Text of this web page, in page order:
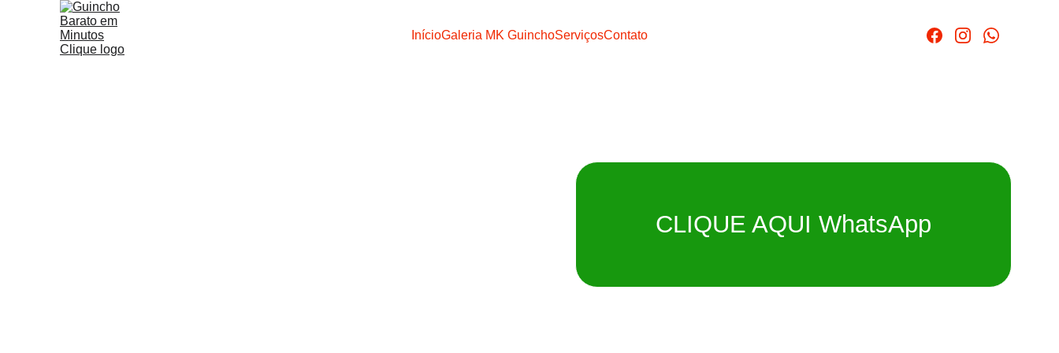
InícioGaleria MK GuinchoServiçosContato
CLIQUE AQUI WhatsApp